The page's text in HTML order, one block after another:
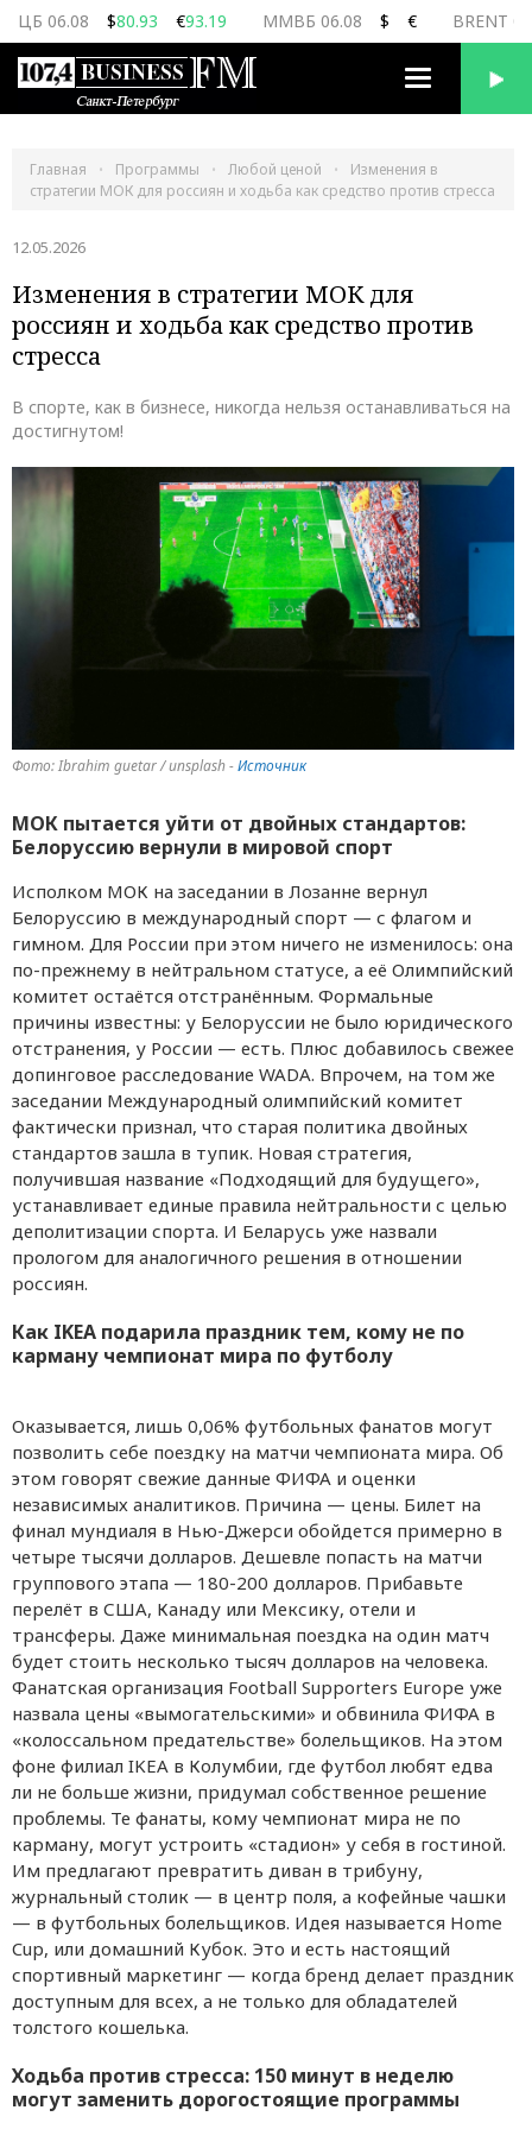
ЦБ 06.08 $80.93 €93.19 ММВБ 06.08 $ € BRENT
Переключить
Главная Программы Любой ценой
Изменения в
стратегии МОК для россиян и ходьба как средство против стресса
12.05.2026
Изменения в стратегии МОК для
россиян и ходьба как средство против
стресса
В спорте, как в бизнесе, никогда нельзя останавливаться на
достигнутом!
Фото: Ibrahim guetar / unsplash -Источник
МОК пытается уйти от двойных стандартов:
Белоруссию вернули в мировой спорт
Исполком МОК на заседании в Лозанне вернул
Белоруссию в международный спорт — с флагом и
гимном. Для России при этом ничего не изменилось: она
по-прежнему в нейтральном статусе, а её Олимпийский
комитет остаётся отстранённым. Формальные
причины известны: у Белоруссии не было юридического
отстранения, у России — есть. Плюс добавилось свежее
допинговое расследование WADA. Впрочем, на том же
заседании Международный олимпийский комитет
фактически признал, что старая политика двойных
стандартов зашла в тупик. Новая стратегия,
получившая название «Подходящий для будущего»,
устанавливает единые правила нейтральности с целью
деполитизации спорта. И Беларусь уже назвали
прологом для аналогичного решения в отношении
россиян.
Как IKEA подарила праздник тем, кому не по
карману чемпионат мира по футболу
Оказывается, лишь 0,06% футбольных фанатов могут
позволить себе поездку на матчи чемпионата мира. Об
этом говорят свежие данные ФИФА и оценки
независимых аналитиков. Причина — цены. Билет на
финал мундиаля в Нью-Джерси обойдется примерно в
четыре тысячи долларов. Дешевле попасть на матчи
группового этапа — 180-200 долларов. Прибавьте
перелёт в США, Канаду или Мексику, отели и
трансферы. Даже минимальная поездка на один матч
будет стоить несколько тысяч долларов на человека.
Фанатская организация Football Supporters Europe уже
назвала цены «вымогательскими» и обвинила ФИФА в
«колоссальном предательстве» болельщиков. На этом
фоне филиал IKEA в Колумбии, где футбол любят едва
ли не больше жизни, придумал собственное решение
проблемы. Те фанаты, кому чемпионат мира не по
карману, могут устроить «стадион» у себя в гостиной.
Им предлагают превратить диван в трибуну,
журнальный столик — в центр поля, а кофейные чашки
— в футбольных болельщиков. Идея называется Home
Cup, или домашний Кубок. Это и есть настоящий
спортивный маркетинг — когда бренд делает праздник
доступным для всех, а не только для обладателей
толстого кошелька.
Ходьба против стресса: 150 минут в неделю
могут заменить дорогостоящие программы